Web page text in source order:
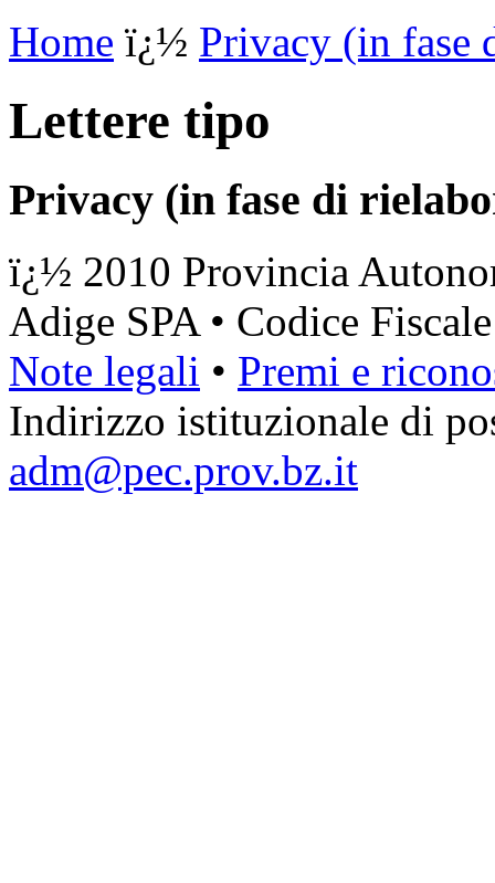
Home ï¿½ Privacy (in fase
Lettere tipo
Privacy (in fase di
ï¿½ 2010 Provincia
Adige SPA • Codice
Note legali • Premi e
Indirizzo istituzionale di
adm@pec.prov.bz.it